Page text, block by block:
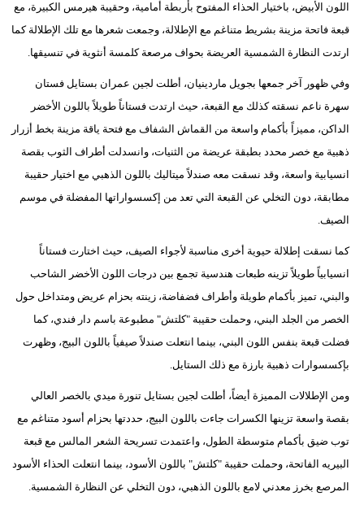
اللون الأبيض، باختيار الحذاء المفتوح بأربطة أمامية، وحقيبة هيرمس الكبيرة، مع
قبعة فاتحة مزينة بشريط متناغم مع الإطلالة، وجمعت شعرها مع تلك الإطلالة كما
ارتدت النظارة الشمسية العريضة بحواف مرصعة كلمسة أنثوية في تنسيقها.
وفي ظهور آخر جمعها بجويل ماردينيان، أطلت لجين عمران بستايل فستان
سهرة ناعم نسقته كذلك مع القبعة، حيث ارتدت فستاناً طويلاً باللون الأخضر
الداكن، مميزاً بأكمام واسعة من القماش الشفاف مع فتحة ياقة مزينة بخط أزرار
ذهبية مع خصر محدد بطبقة عريضة من الثنيات، وانسدلت أطراف الثوب بقصة
انسيابية واسعة، وقد نسقت معه صندلاً ميتاليك باللون الذهبي مع اختيار حقيبة
مطابقة، دون التخلي عن القبعة التي تعد من إكسسواراتها المفضلة في موسم
الصيف.
كما نسقت إطلالة حيوية أخرى مناسبة لأجواء الصيف، حيث اختارت فستاناً
انسيابياً طويلاً تزينه طبعات هندسية تجمع بين درجات اللون الأخضر الشاحب
والبني، تميز بأكمام طويلة وأطراف فضفاضة، زينته بحزام عريض ومتداخل حول
الخصر من الجلد البني، وحملت حقيبة "كلتش" مطبوعة باسم دار فندي، كما
فضلت قبعة بنفس اللون البني، بينما انتعلت صندلاً صيفياً باللون البيج، وظهرت
بإكسسوارات ذهبية بارزة مع ذلك الستايل.
ومن الإطلالات المميزة أيضاً، أطلت لجين بستايل تنورة ميدي بالخصر العالي
بقصة واسعة تزينها الكسرات جاءت باللون البيج، حددتها بحزام أسود متناغم مع
توب ضيق بأكمام متوسطة الطول، واعتمدت تسريحة الشعر المالس مع قبعة
البيريه الفاتحة، وحملت حقيبة "كلتش" باللون الأسود، بينما انتعلت الحذاء الأسود
المرصع بخرز معدني لامع باللون الذهبي، دون التخلي عن النظارة الشمسية.